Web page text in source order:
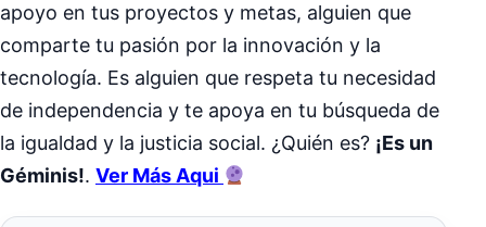
apoyo en tus proyectos y metas, alguien que
comparte tu pasión por la innovación y la
tecnología. Es alguien que respeta tu necesidad
de independencia y te apoya en tu búsqueda de
la igualdad y la justicia social. ¿Quién es? ¡Es un
Géminis!. Ver Más Aqui